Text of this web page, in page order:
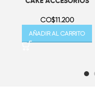
CO$11.200
AÑADIR AL CARRITO